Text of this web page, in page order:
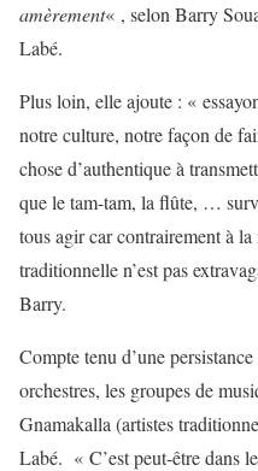
amèrement« , selon Barry
Labé.
Plus loin, elle ajoute : «
notre culture, notre façon de
chose d’authentique à
que le tam-tam, la flûte, …
tous agir car contrairement à
traditionnelle n’est pas
Barry.
Compte tenu d’une
orchestres, les groupes de
Gnamakalla (artistes
Labé. « C’est peut-être dans